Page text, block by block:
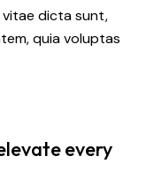
dicta sunt,
quia voluptas
every